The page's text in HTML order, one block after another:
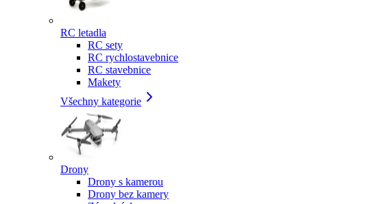
RC letadla
RC sety
RC rychlostavebnice
RC stavebnice
Makety
Všechny kategorie
Drony
Drony s kamerou
Drony bez kamery